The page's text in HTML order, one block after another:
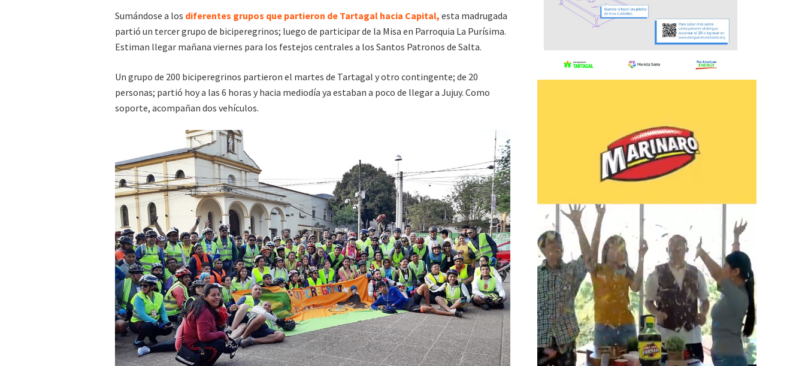
Sumándose a los diferentes grupos que partieron de Tartagal hacia Capital, esta madrugada
partió un tercer grupo de biciperegrinos; luego de participar de la Misa en Parroquia La Purísima.
Estiman llegar mañana viernes para los festejos centrales a los Santos Patronos de Salta.
Un grupo de 200 biciperegrinos partieron el martes de Tartagal y otro contingente; de 20
personas; partió hoy a las 6 horas y hacia mediodía ya estaban a poco de llegar a Jujuy. Como
soporte, acompañan dos vehículos.